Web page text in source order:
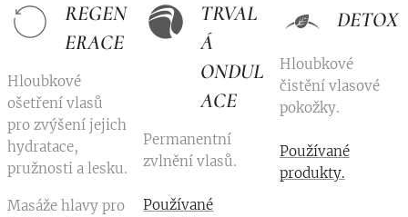
REGEN
ERACE
Hloubkové
ošetření vlasů
pro zvýšení jejich
hydratace,
pružnosti a lesku.
Masáže hlavy pro
TRVAL
Á
ONDUL
ACE
Permanentní
zvlnění vlasů.
Používané
DETOX
Hloubkové
čistění vlasové
pokožky.
Používané
produkty.